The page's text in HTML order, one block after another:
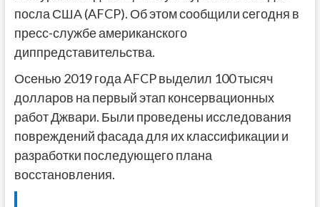
посла США (AFCP). Об этом сообщили сегодня в
пресс-службе американского
диппредставительства.
Осенью 2019 года AFCP выделил 100 тысяч
долларов на первый этап консервационных
работ Джвари. Были проведены исследования
повреждений фасада для их классификации и
разработки последующего плана
восстановления.